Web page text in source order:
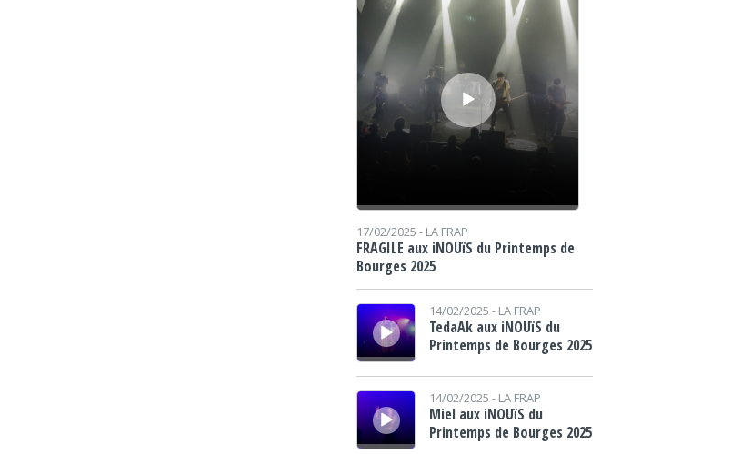
17/02/2025 - LA FRAP
FRAGILE aux iNOUïS du Printemps de
Bourges 2025
Lecteur audio
14/02/2025 - LA FRAP
TedaAk aux iNOUïS du
Printemps de Bourges 2025
Lecteur audio 14/02/2025 - LA FRAP
Miel aux iNOUïS du
Printemps de Bourges 2025